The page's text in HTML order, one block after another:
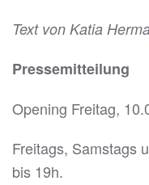
Text von Katia
Pressemitteilung
Opening Freitag,
Freitags, Samstags
bis 19h.